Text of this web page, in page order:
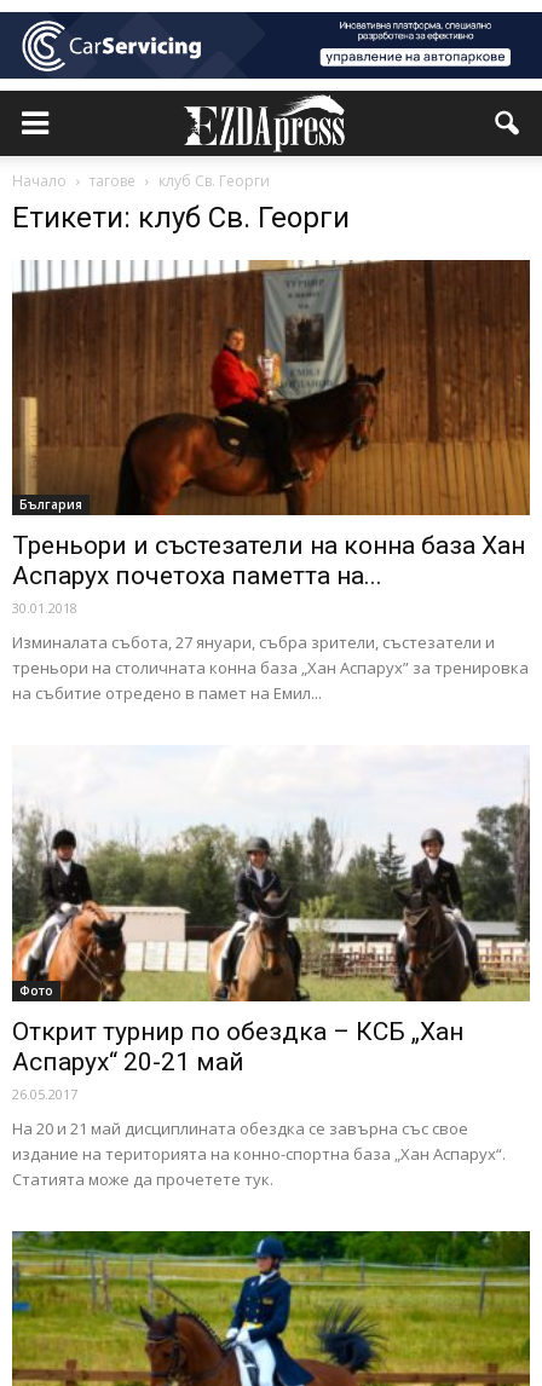
Начало тагове клуб Св. Георги
Етикети: клуб Св. Георги
България
Треньори и състезатели на конна база Хан
Аспарух почетоха паметта на...
30.01.2018
Изминалата събота, 27 януари, събра зрители, състезатели и
треньори на столичната конна база „Хан Аспарух” за тренировка
на събитие отредено в памет на Емил...
Фото
Открит турнир по обездка – КСБ „Хан
Аспарух“ 20-21 май
26.05.2017
На 20 и 21 май дисциплината обездка се завърна със свое
издание на територията на конно-спортна база „Хан Аспарух“.
Статията може да прочетете тук.